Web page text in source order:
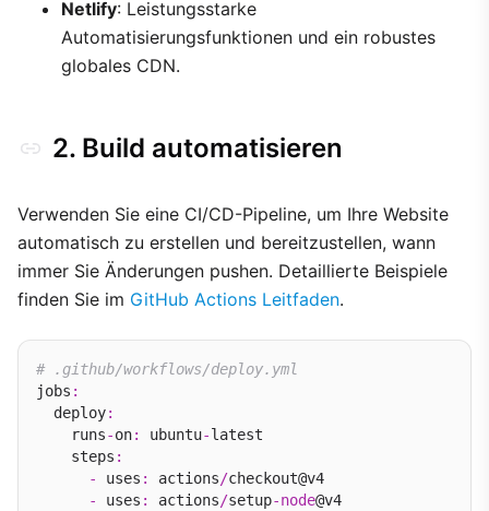
Netlify: Leistungsstarke
Automatisierungsfunktionen und ein robustes
globales CDN.
2. Build automatisieren
Verwenden Sie eine CI/CD-Pipeline, um Ihre Website
automatisch zu erstellen und bereitzustellen, wann
immer Sie Änderungen pushen. Detaillierte Beispiele
finden Sie im GitHub Actions Leitfaden.
# .github/workflows/deploy.yml
jobs :
  deploy
:
    runs
-on: ubuntu-latest
    steps
:
-
uses : actions/checkout@v4
-
uses : actions/setup-node@v4